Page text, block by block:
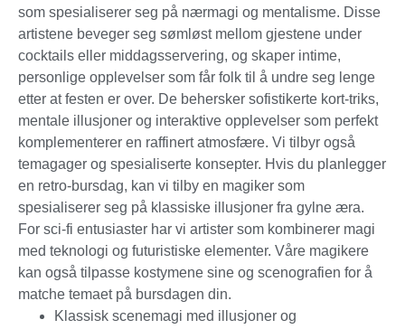
som spesialiserer seg på nærmagi og mentalisme. Disse
artistene beveger seg sømløst mellom gjestene under
cocktails eller middagsservering, og skaper intime,
personlige opplevelser som får folk til å undre seg lenge
etter at festen er over. De behersker sofistikerte kort-triks,
mentale illusjoner og interaktive opplevelser som perfekt
komplementerer en raffinert atmosfære. Vi tilbyr også
temagager og spesialiserte konsepter. Hvis du planlegger
en retro-bursdag, kan vi tilby en magiker som
spesialiserer seg på klassiske illusjoner fra gylne æra.
For sci-fi entusiaster har vi artister som kombinerer magi
med teknologi og futuristiske elementer. Våre magikere
kan også tilpasse kostymene sine og scenografien for å
matche temaet på bursdagen din.
Klassisk scenemagi med illusjoner og